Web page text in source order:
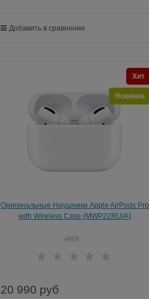
Добавить в сравнение
Оригинальные Наушники Apple AirPods Pro
with Wireless Case (MWP22RU/A)
4859
Хит
Новинка
20 990 руб